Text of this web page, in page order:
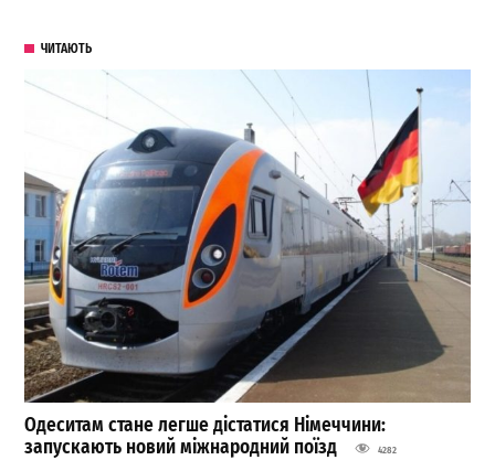
ЧИТАЮТЬ
Одеситам стане легше дістатися Німеччини:
запускають новий міжнародний поїзд
4282